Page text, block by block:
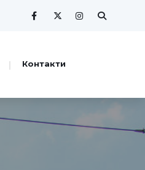
Контакти